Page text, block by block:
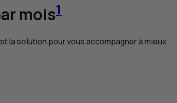
mois1
la solution pour vous accompagner à mieux